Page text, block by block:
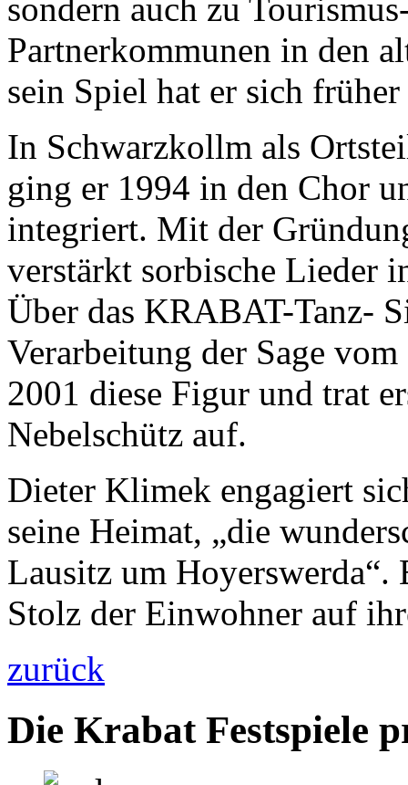
sondern auch zu
Partnerkommunen in den
sein Spiel hat er sich
In Schwarzkollm als
ging er 1994 in den Chor
integriert. Mit der
verstärkt sorbische Lieder
Über das KRABAT-Tanz-
Verarbeitung der Sage
2001 diese Figur und trat
Nebelschütz auf.
Dieter Klimek engagiert
seine Heimat, „die
Lausitz um
Stolz der Einwohner auf
zurück
Die Krabat Festspiele